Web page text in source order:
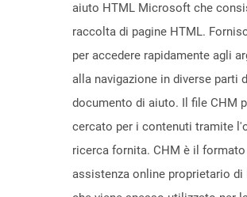
aiuto HTML Microsoft che
raccolta di pagine HTML.
per accedere rapidamente agli
alla navigazione in diverse parti
documento di aiuto. Il file CHM
cercato per i contenuti tramite
ricerca fornita. CHM è il
assistenza online proprietario